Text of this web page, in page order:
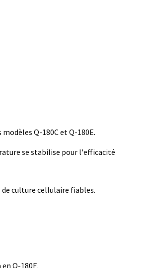
Q-180C et Q-180E.
se stabilise pour l'efficacité
culture cellulaire fiables.
Q-180E.